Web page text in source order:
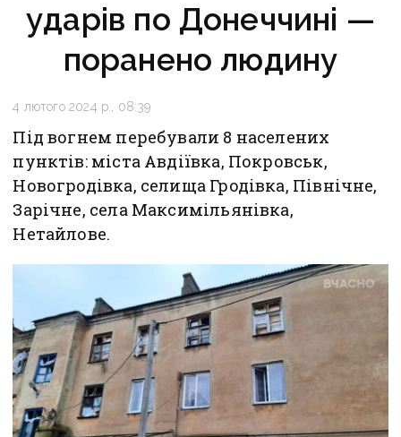
ударів по Донеччині —
поранено людину
4 лютого 2024 р., 08:39
Під вогнем перебували 8 населених
пунктів: міста Авдіївка, Покровськ,
Новогродівка, селища Гродівка, Північне,
Зарічне, села Максимільянівка,
Нетайлове.